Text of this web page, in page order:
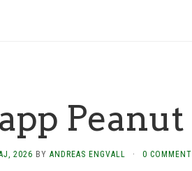
Peanut
2026 BY ANDREAS ENGVALL · 0 COMMENT